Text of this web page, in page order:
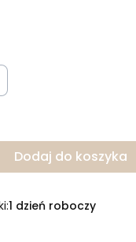
Dodaj do koszyka
1 dzień roboczy